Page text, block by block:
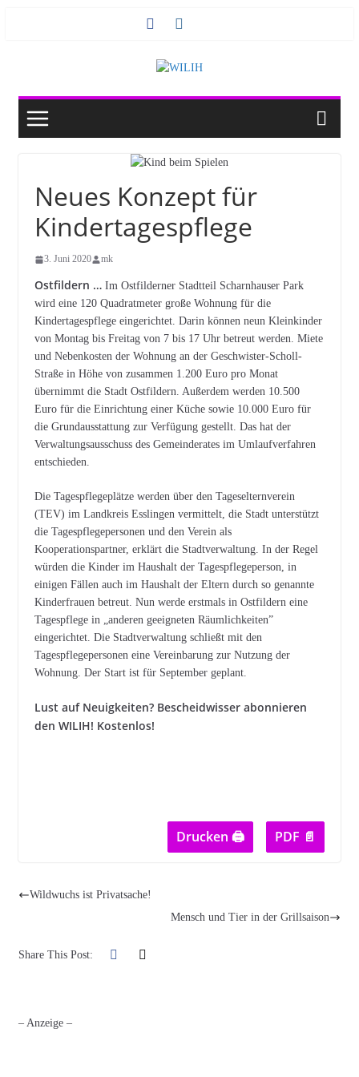
Neues Konzept für
Kindertagespflege
3. Juni 2020 mk
Ostfildern …Im Ostfilderner Stadtteil Scharnhauser Park
wird eine 120 Quadratmeter große Wohnung für die
Kindertagespflege eingerichtet. Darin können neun Kleinkinder
von Montag bis Freitag von 7 bis 17 Uhr betreut werden. Miete
und Nebenkosten der Wohnung an der Geschwister-Scholl-
Straße in Höhe von zusammen 1.200 Euro pro Monat
übernimmt die Stadt Ostfildern. Außerdem werden 10.500
Euro für die Einrichtung einer Küche sowie 10.000 Euro für
die Grundausstattung zur Verfügung gestellt. Das hat der
Verwaltungsausschuss des Gemeinderates im Umlaufverfahren
entschieden.
Die Tagespflegeplätze werden über den Tageselternverein
(TEV) im Landkreis Esslingen vermittelt, die Stadt unterstützt
die Tagespflegepersonen und den Verein als
Kooperationspartner, erklärt die Stadtverwaltung. In der Regel
würden die Kinder im Haushalt der Tagespflegeperson, in
einigen Fällen auch im Haushalt der Eltern durch so genannte
Kinderfrauen betreut. Nun werde erstmals in Ostfildern eine
Tagespflege in „anderen geeigneten Räumlichkeiten”
eingerichtet. Die Stadtverwaltung schließt mit den
Tagespflegepersonen eine Vereinbarung zur Nutzung der
Wohnung. Der Start ist für September geplant.
Lust auf Neuigkeiten? Bescheidwisser abonnieren
den WILIH! Kostenlos!
Drucken 🖨 PDF 📄
Wildwuchs ist Privatsache!
Mensch und Tier in der Grillsaison
Share This Post:
– Anzeige –